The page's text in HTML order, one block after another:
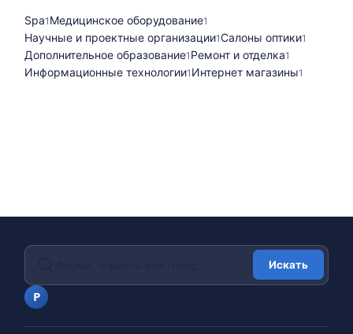
Spa1 Медицинское оборудование1
Научные и проектные организации1Салоны оптики1
Дополнительное образование1 Ремонт и отделка1
Информационные технологии1 Интернет магазины1
P
Искать